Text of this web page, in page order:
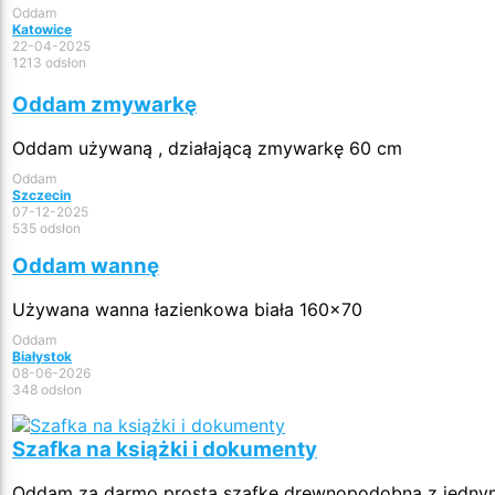
Oddam
Katowice
22-04-2025
1213 odsłon
Oddam zmywarkę
Oddam używaną , działającą zmywarkę 60 cm
Oddam
Szczecin
07-12-2025
535 odsłon
Oddam wannę
Używana wanna łazienkowa biała 160x70
Oddam
Białystok
08-06-2026
348 odsłon
Szafka na książki i dokumenty